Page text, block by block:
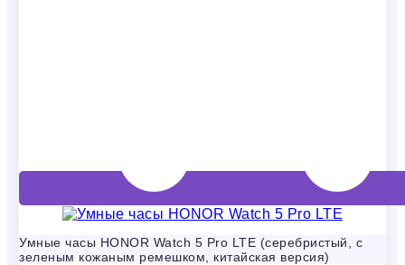
Умные часы HONOR Watch 5 Pro LTE (серебристый, с
зеленым кожаным ремешком, китайская версия)